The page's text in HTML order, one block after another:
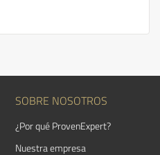
SOBRE NOSOTROS
¿Por qué ProvenExpert?
Nuestra empresa